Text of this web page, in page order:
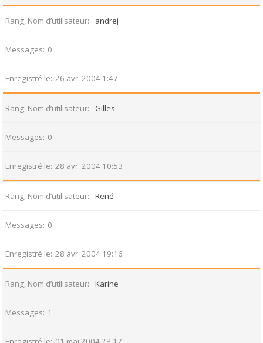
Rang, Nom d’utilisateur andrej
Messages 0
Enregistré le 26 avr. 2004 1:47
Rang, Nom d’utilisateur Gilles
Messages 0
Enregistré le 28 avr. 2004 10:53
Rang, Nom d’utilisateur René
Messages 0
Enregistré le 28 avr. 2004 19:16
Rang, Nom d’utilisateur Karine
Messages 1